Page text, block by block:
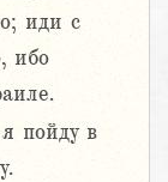
иди с
ибо
пойду в